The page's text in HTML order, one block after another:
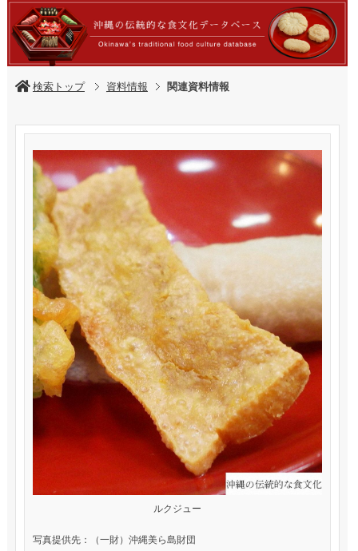
検索トップ 資料情報 関連資料情報
ルクジュー
写真提供先：（一財）沖縄美ら島財団